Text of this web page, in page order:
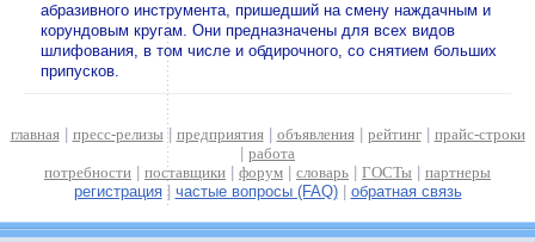
абразивного инструмента, пришедший на смену наждачным и
корундовым кругам. Они предназначены для всех видов
шлифования, в том числе и обдирочного, со снятием больших
припусков.
главная| пресс-релизы | предприятия| объявления| рейтинг| прайс-строки
работа
потребности
поставщики форум словарь ГОСТы
партнеры
регистрация| частые вопросы (FAQ)| обратная связь